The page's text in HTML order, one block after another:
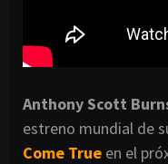
Anthony Scott
estreno mundial de
Come True en el